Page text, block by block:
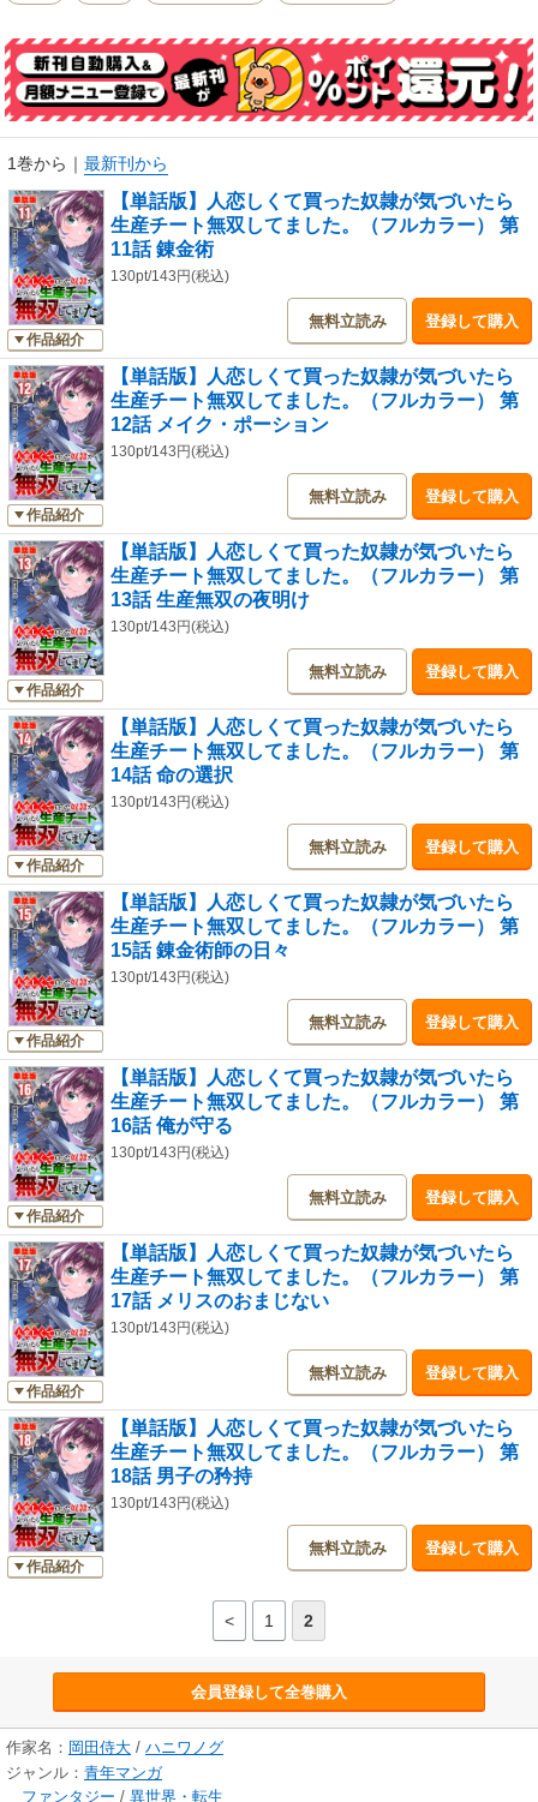
一方、世間に見捨てられた中でセージと出逢い、心身ともに救われたメリ
スには、世界を一変するほどの才能が秘められていて……！？
チート彼女の万全バックアップで異世界を無双？ 未体験の“脱・ボッチ”フ
ァンタジー！
1巻から ｜ 最新刊から
作品紹介
【単話版】人恋しくて買った奴隷が気づいたら
生産チート無双してました。（フルカラー） 第
11話 錬金術
130pt/143円(税込)
無料立読み 登録して購入
作品紹介
【単話版】人恋しくて買った奴隷が気づいたら
生産チート無双してました。（フルカラー） 第
12話 メイク・ポーション
130pt/143円(税込)
無料立読み 登録して購入
作品紹介
【単話版】人恋しくて買った奴隷が気づいたら
生産チート無双してました。（フルカラー） 第
13話 生産無双の夜明け
130pt/143円(税込)
無料立読み 登録して購入
作品紹介
【単話版】人恋しくて買った奴隷が気づいたら
生産チート無双してました。（フルカラー） 第
14話 命の選択
130pt/143円(税込)
無料立読み 登録して購入
作品紹介
【単話版】人恋しくて買った奴隷が気づいたら
生産チート無双してました。（フルカラー） 第
15話 錬金術師の日々
130pt/143円(税込)
無料立読み 登録して購入
作品紹介
【単話版】人恋しくて買った奴隷が気づいたら
生産チート無双してました。（フルカラー） 第
16話 俺が守る
130pt/143円(税込)
無料立読み 登録して購入
作品紹介
【単話版】人恋しくて買った奴隷が気づいたら
生産チート無双してました。（フルカラー） 第
17話 メリスのおまじない
130pt/143円(税込)
無料立読み 登録して購入
作品紹介
【単話版】人恋しくて買った奴隷が気づいたら
生産チート無双してました。（フルカラー） 第
18話 男子の矜持
130pt/143円(税込)
無料立読み 登録して購入
< 1 2
会員登録して全巻購入
作家名： 岡田侍大 / ハニワノグ
ジャンル： 青年マンガ
ファンタジー / 異世界・転生